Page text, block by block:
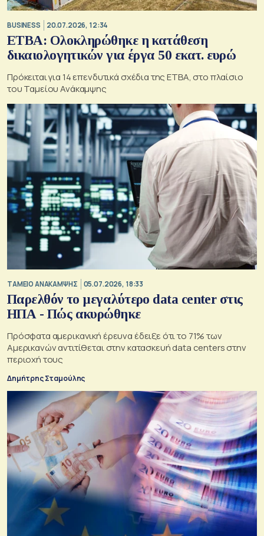
BUSINESS 20.07.2026, 12:34
ΕΤΒΑ: Ολοκληρώθηκε η κατάθεση
δικαιολογητικών για έργα 50 εκατ. ευρώ
Πρόκειται για 14 επενδυτικά σχέδια της ΕΤΒΑ, στο πλαίσιο
του Ταμείου Ανάκαμψης
ΤΑΜΕΙΟ ΑΝΑΚΑΜΨΗΣ 05.07.2026, 18:33
Παρελθόν το μεγαλύτερο data center στις
ΗΠΑ - Πώς ακυρώθηκε
Πρόσφατα αμερικανική έρευνα έδειξε ότι το 71% των
Αμερικανών αντιτίθεται στην κατασκευή data centers στην
περιοχή τους
Δημήτρης Σταμούλης